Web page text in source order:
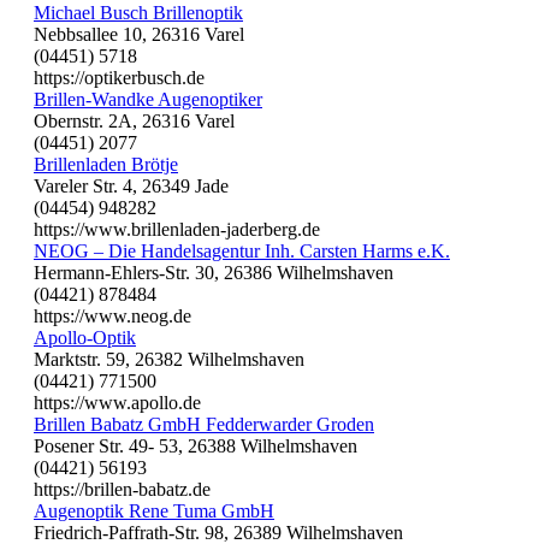
Michael Busch Brillenoptik
Nebbsallee 10, 26316 Varel
(04451) 5718
https://optikerbusch.de
Brillen-Wandke Augenoptiker
Obernstr. 2A, 26316 Varel
(04451) 2077
Brillenladen Brötje
Vareler Str. 4, 26349 Jade
(04454) 948282
https://www.brillenladen-jaderberg.de
NEOG – Die Handelsagentur Inh. Carsten Harms e.K.
Hermann-Ehlers-Str. 30, 26386 Wilhelmshaven
(04421) 878484
https://www.neog.de
Apollo-Optik
Marktstr. 59, 26382 Wilhelmshaven
(04421) 771500
https://www.apollo.de
Brillen Babatz GmbH Fedderwarder Groden
Posener Str. 49- 53, 26388 Wilhelmshaven
(04421) 56193
https://brillen-babatz.de
Augenoptik Rene Tuma GmbH
Friedrich-Paffrath-Str. 98, 26389 Wilhelmshaven